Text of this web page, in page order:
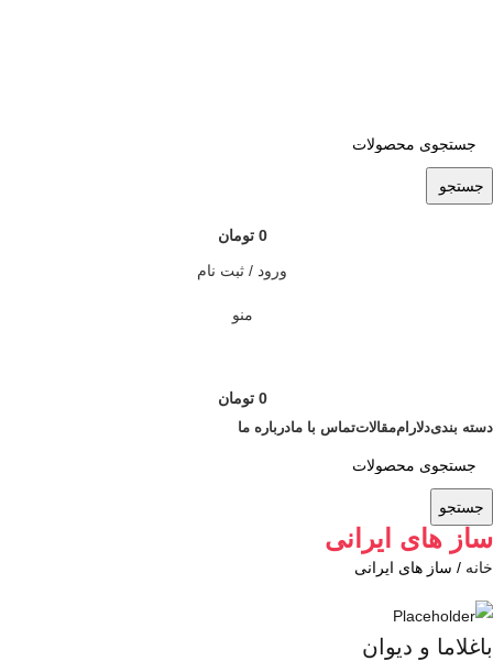
جستجو
0 تومان
ورود / ثبت نام
منو
0 تومان
دسته بندیدلاراممقالاتتماس با مادرباره ما
جستجو
ساز های ایرانی
خانه ساز های ایرانی
باغلاما و دیوان